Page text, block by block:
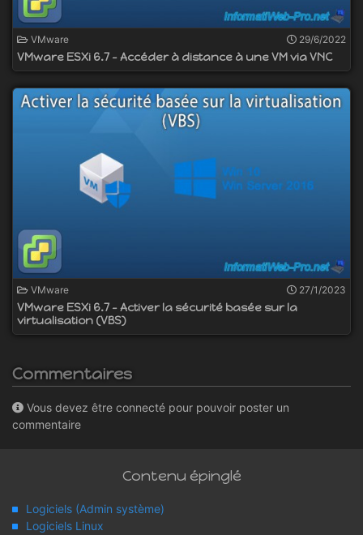
VMware 29/6/2022
VMware ESXi 6.7 - Accéder à distance à une VM via VNC
VMware 27/1/2023
VMware ESXi 6.7 - Activer la sécurité basée sur la
virtualisation (VBS)
Commentaires
Vous devez être connecté pour pouvoir poster un
commentaire
Contenu épinglé
Logiciels (Admin système)
Logiciels Linux